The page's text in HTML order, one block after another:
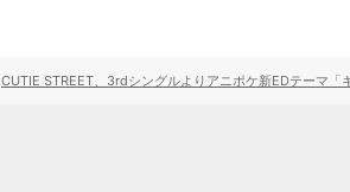
CUTIE STREET、3rdシングルよりアニポケ新EDテーマ